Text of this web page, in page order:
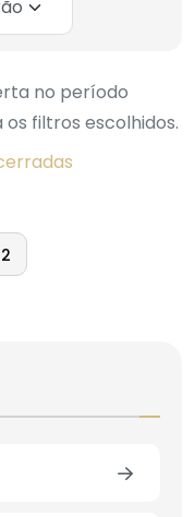
no período
filtros escolhidos.
2